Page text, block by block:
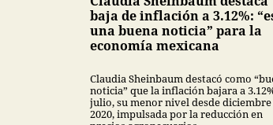
baja de inflación a 3.12%:
una buena noticia” para la
economía mexicana
Claudia Sheinbaum destacó como
noticia” que la inflación bajara a
julio, su menor nivel desde diciembre
2020, impulsada por la reducción en